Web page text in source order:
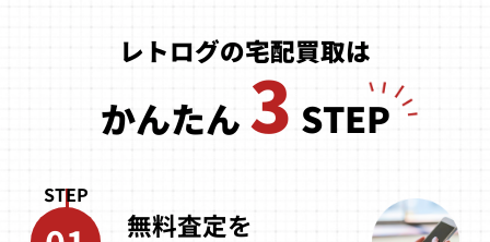
トセットラジオ
（Tシャツ同
買取価格
7,600
買取価格
7,500
買取価格
5,600
カラス ティンクルスタ
ースプライツ
ストリートファ
イターZERO3 サ
レトログの宅配買取は
かんたん 3 STEP
STEP
無料査定を